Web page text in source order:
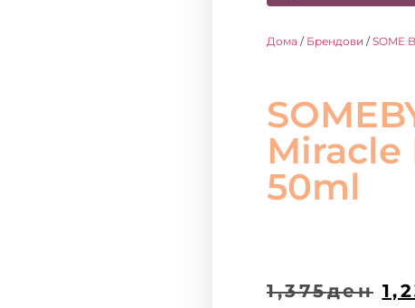
Дома / Брендови /SOME
Miracle
50ml
1,375ден